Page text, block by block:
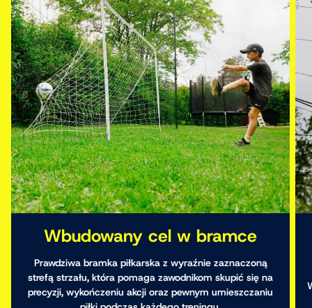
Wbudowany cel w bramce
Prawdziwa bramka piłkarska z wyraźnie zaznaczoną
strefą strzału, która pomaga zawodnikom skupić się na
precyzji, wykończeniu akcji oraz pewnym umieszczaniu